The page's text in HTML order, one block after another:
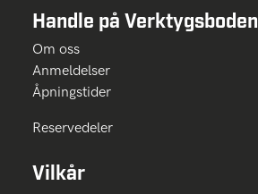
Handle på Verktygsboden
Om oss
Anmeldelser
Åpningstider
Reservedeler
Vilkår